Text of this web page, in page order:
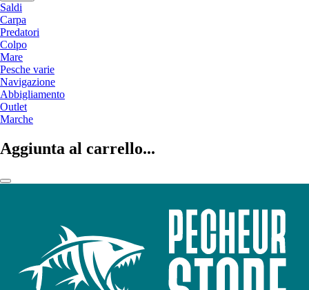
Saldi
Carpa
Predatori
Colpo
Mare
Pesche varie
Navigazione
Abbigliamento
Outlet
Marche
Aggiunta al carrello...